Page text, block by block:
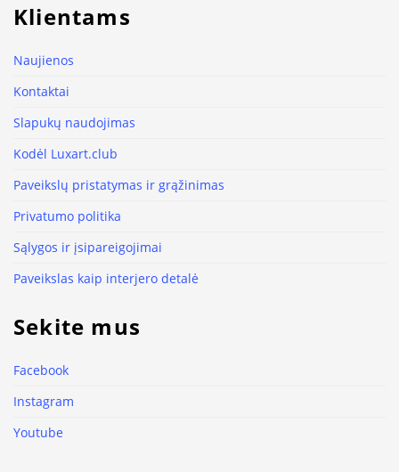
Klientams
Naujienos
Kontaktai
Slapukų naudojimas
Kodėl Luxart.club
Paveikslų pristatymas ir grąžinimas
Privatumo politika
Sąlygos ir įsipareigojimai
Paveikslas kaip interjero detalė
Sekite mus
Facebook
Instagram
Youtube